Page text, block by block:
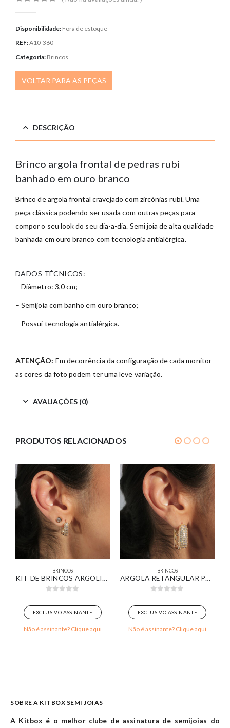
Disponibilidade: Fora de estoque
REF:A10-360
Categoria: Brincos
VOLTAR PARA AS PEÇAS
DESCRIÇÃO
Brinco argola frontal de pedras rubi
banhado em ouro branco
Brinco de argola frontal cravejado com zircônias rubi. Uma
peça clássica podendo ser usada com outras peças para
compor o seu look do seu dia-a-dia. Semi joia de alta qualidade
banhada em ouro branco com tecnologia antialérgica.
DADOS TÉCNICOS:
– Diâmetro: 3,0 cm;
– Semijoia com banho em ouro branco;
– Possui tecnologia antialérgica.
ATENÇÃO: Em decorrência da configuração de cada monitor
as cores da foto podem ter uma leve variação.
AVALIAÇÕES (0)
PRODUTOS RELACIONADOS
BRINCOS
KIT DE BRINCOS ARGOLINHA PAVÊ E PONTO DE LUZ BANHADO EM OURO 18K
EXCLUSIVO ASSINANTE
Não é assinante? Clique aqui
BRINCOS
ARGOLA RETANGULAR PAVÊ BANHADA EM OURO 18K
EXCLUSIVO ASSINANTE
Não é assinante? Clique aqui
SOBRE A KITBOX SEMI JOIAS
A Kitbox é o melhor clube de assinatura de semijoias do